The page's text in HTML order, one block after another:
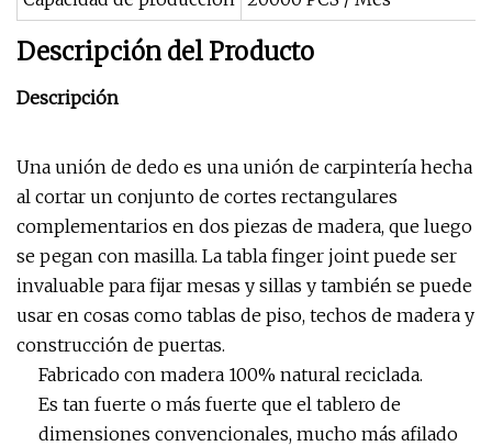
Descripción del Producto
Descripción
Una unión de dedo es una unión de carpintería hecha
al cortar un conjunto de cortes rectangulares
complementarios en dos piezas de madera, que luego
se pegan con masilla. La tabla finger joint puede ser
invaluable para fijar mesas y sillas y también se puede
usar en cosas como tablas de piso, techos de madera y
construcción de puertas.
Fabricado con madera 100% natural reciclada.
Es tan fuerte o más fuerte que el tablero de
dimensiones convencionales, mucho más afilado